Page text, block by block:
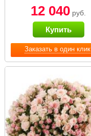
Заказать в один клик
12 040 руб.
Купить